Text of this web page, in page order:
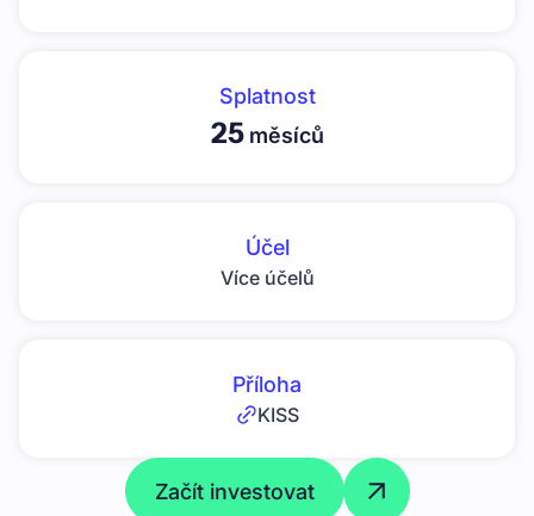
Splatnost
25měsíců
Účel
Více účelů
Příloha
KISS
Začít investovat